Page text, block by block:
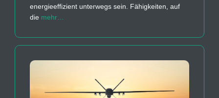
energieeffizient unterwegs sein. Fähigkeiten, auf
die mehr…